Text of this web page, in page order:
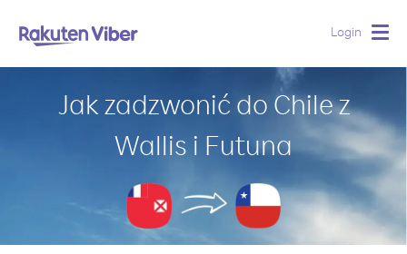
Login
Jak zadzwonić do Chile z
Wallis i Futuna